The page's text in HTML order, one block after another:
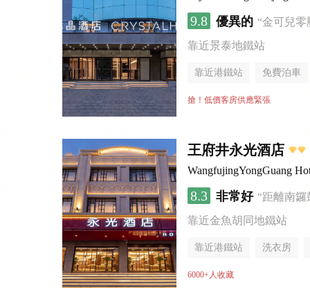
9.8 優異的 “金可兒
靠近景泰地鐵站
靠近港鐵站 免費泊車
行李寄存服務
搶！低價客房供應緊張
王府井永光酒店
WangfujingYongGuang
8.3 非常好 “距離南鑼
靠近金魚胡同地鐵站
靠近港鐵站 洗衣房
6000+人收藏